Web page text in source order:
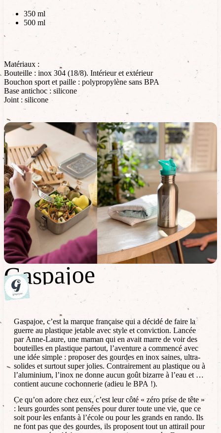
350 ml
500 ml
Matériaux :
Bouteille : inox 304 (18/8). Intérieur et extérieur
Bouchon sport et paille : polypropylène sans BPA
Base antichoc : silicone
Joint : silicone
Gaspajoe
Gaspajoe, c’est la marque française qui a décidé de faire la
guerre au plastique jetable avec style et conviction. Lancée
par Anne-Laure, une maman qui en avait marre de voir des
bouteilles en plastique partout, l’aventure a commencé avec
une idée simple : proposer des gourdes en inox saines, ultra-
solides et surtout super jolies. Contrairement au plastique ou à
l’aluminium, l’inox ne donne aucun goût bizarre à l’eau et ne
contient aucune cochonnerie (adieu le BPA !).
Ce qu’on adore chez eux, c’est leur côté « zéro prise de tête »
: leurs gourdes sont pensées pour durer toute une vie, que ce
soit pour les enfants à l’école ou pour les grands en rando. Ils
ne font pas que des gourdes, ils proposent tout un attirail pour
Gaspajoe